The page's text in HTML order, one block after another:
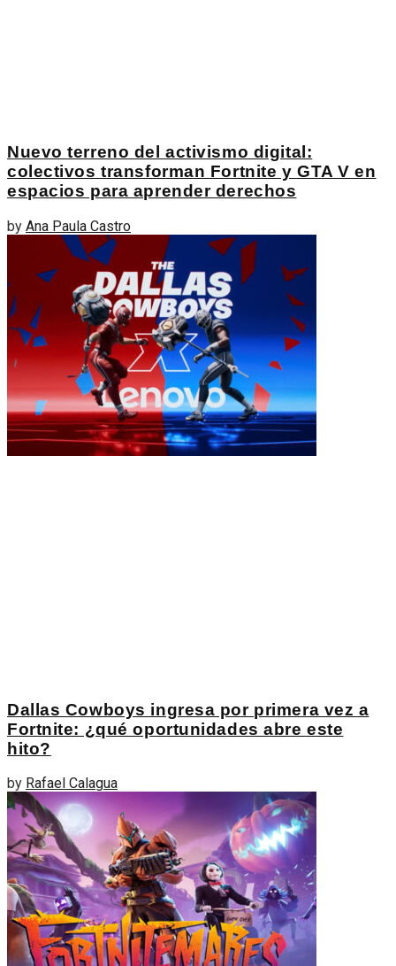
Nuevo terreno del activismo digital:
colectivos transforman Fortnite y GTA V en
espacios para aprender derechos
by Ana Paula Castro
Dallas Cowboys ingresa por primera vez a
Fortnite: ¿qué oportunidades abre este
hito?
by Rafael Calagua